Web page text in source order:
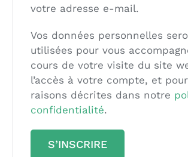
votre adresse e-mail.
Vos données personnelles
utilisées pour vous
cours de votre visite du site
l’accès à votre compte, et
raisons décrites dans notre
confidentialité.
S’INSCRIRE